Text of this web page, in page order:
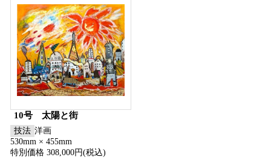
10号 太陽と街
技法 洋画
530mm × 455mm
特別価格 308,000円(税込)